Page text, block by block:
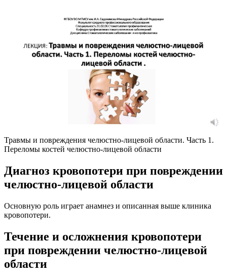
Травмы и повреждения челюстно-лицевой области. Часть 1.
Переломы костей челюстно-лицевой области
Диагноз кровопотери при повреждении
челюстно-лицевой области
Основную роль играет анамнез и описанная выше клиника
кровопотери.
Течение и осложнения кровопотери
при повреждении челюстно-лицевой
области